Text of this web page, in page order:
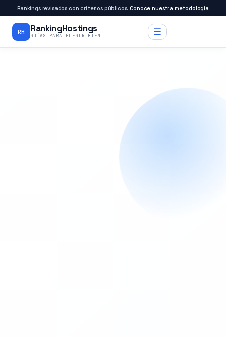
Rankings revisados con criterios públicos.Conoce nuestra metodología
RH RankingHostings
GUÍAS PARA ELEGIR BIEN ☰